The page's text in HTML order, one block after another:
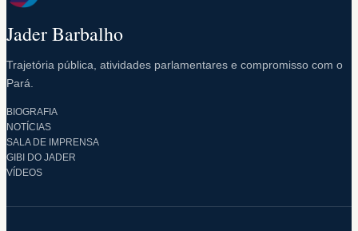
Jader Barbalho
Trajetória pública, atividades parlamentares e compromisso com o
Pará.
BIOGRAFIA
NOTÍCIAS
SALA DE IMPRENSA
GIBI DO JADER
VÍDEOS